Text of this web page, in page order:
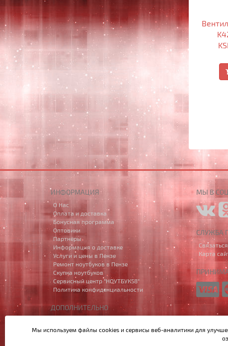
ИНФОРМАЦИЯ
О Нас
Оплата и доставка
Бонусная программа
Оптовики
Партнёры
Информация о доставке
Услуги и цены в Пензе
Ремонт ноутбуков в Пензе
Скупка ноутбуков
Сервисный центр "НОУТБУК58"
Политика конфиденциальности
ДОПОЛНИТЕЛЬНО
Акции
МЫ В
СЛУЖБА
Карта
Мы используем файлы cookies и сервисы веб-аналитики для